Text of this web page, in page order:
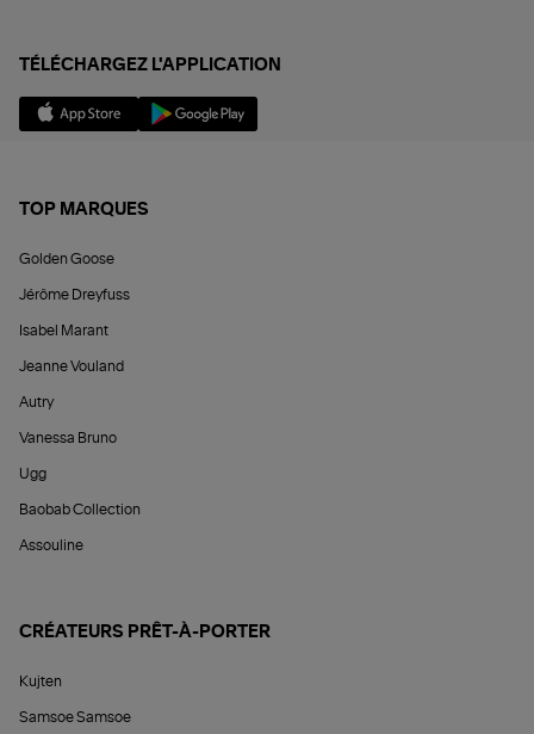
TÉLÉCHARGEZ L'APPLICATION
TOP MARQUES
Golden Goose
Jérôme Dreyfuss
Isabel Marant
Jeanne Vouland
Autry
Vanessa Bruno
Ugg
Baobab Collection
Assouline
CRÉATEURS PRÊT-À-PORTER
Kujten
Samsoe Samsoe